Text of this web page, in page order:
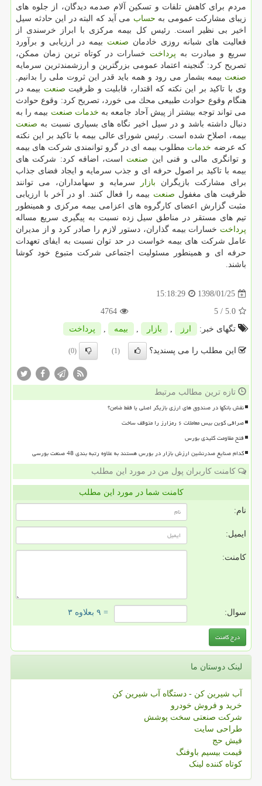
مردم برای كاهش تلفات و تسكین آلام صدمه دیدگان، از جلوه های
زیبای مشاركت عمومی به حساب می آید كه البته در این حادثه سیل
اخیر بی نظیر است. رئیس كل بیمه مركزی با ابراز خرسندی از
فعالیت های شبانه روزی خادمان صنعت بیمه در ارزیابی و برآورد
سریع و مبادرت به پرداخت خسارات در كوتاه ترین زمان ممكن،
تصریح كرد: گنجینه اعتماد عمومی بزرگترین و ارزشمندترین سرمایه
صنعت بیمه بشمار می رود و همه باید قدر این ثروت ملی را بدانیم.
وی با تاكید بر این نكته كه اقتدار، قابلیت و ظرفیت صنعت بیمه در
هنگام وقوع حوادث طبیعی محك می خورد، تصریح كرد: وقوع حوادث
می تواند توجه بیشتر از پیش آحاد جامعه به خدمات صنعت بیمه را به
دنبال داشته باشد و در سیل اخیر نگاه های بسیاری نسبت به صنعت
بیمه، اصلاح شده است. رئیس شورای عالی بیمه با تاكید بر این نكته
كه عرضه خدمات مطلوب بیمه ای در گرو توانمندی شركت های بیمه
و توانگری مالی و فنی این صنعت است، اضافه كرد: شركت های
بیمه با تاكید بر اصول حرفه ای و جذب سرمایه و ایجاد فضای جذاب
برای مشاركت بازیگران بازار
سرمایه و سهامداران، می توانند
ظرفیت های مغفول صنعت بیمه را فعال كنند. او در آخر با ارزیابی
مثبت گزارش اعضای كارگروه های اعزامی بیمه مركزی و همینطور
تیم های مستقر در مناطق سیل زده نسبت به پیگیری سریع مساله
پرداخت خسارات بیمه گذاران، دستور لازم را صادر كرد و از مدیران
عامل شركت های بیمه خواست در حد توان نسبت به ایفای تعهدات
حرفه ای و همینطور مسئولیت اجتماعی شركت متبوع خود كوشا
باشند.
1398/01/25
15:18:29
5.0
/ 5
4764
تگهای خبر:
ارز , بازار , بیمه , پرداخت
این مطلب را می پسندید؟ (1)
(0)
تازه ترین مطالب مرتبط
نقش بانکها در صندوق های ارزی بازیگر اصلی یا فقط ضامن؟
صرافی کوین بیس معاملات ۶ رمزارز را متوقف ساخت
فتح مقاومت کلیدی بورس
کدام صنایع صدرنشین ارزش بازار در بورس هستند به علاوه رتبه بندی 48 صنعت بورسی
کامنت کاربران پول من در مورد این مطلب
کامنت شما در مورد این مطلب
نام:
ایمیل:
کامنت:
سوال: = ۹ بعلاوه ۳
لینک دوستان ما
آب شیرین کن - دستگاه آب شیرین کن
خرید و فروش خودرو
شرکت صنعتی سخت پوشش
طراحی سایت
فیش حج
قیمت بیسیم باوفنگ
کوتاه کننده لینک